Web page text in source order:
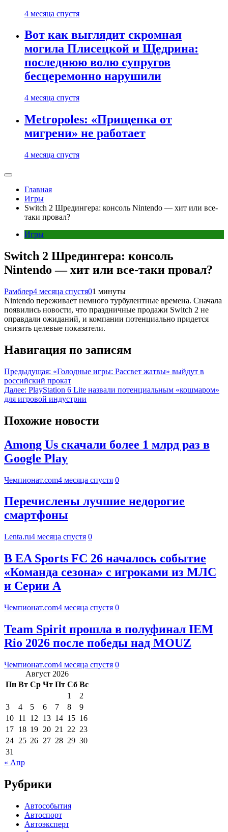
4 месяца спустя
Вот как выглядит скромная
могила Плисецкой и Щедрина:
последнюю волю супругов
бесцеремонно нарушили
4 месяца спустя
Metropoles: «Прищепка от
мигрени» не работает
4 месяца спустя
Главная
Игры
Switch 2 Шредингера: консоль Nintendo — хит или все-
таки провал?
Игры
Switch 2 Шредингера: консоль
Nintendo — хит или все-таки провал?
Рамблер4 месяца спустя01 минуты
Nintendo переживает немного турбулентные времена. Сначала
появились новости, что праздничные продажи Switch 2 не
оправдали ожиданий, и компании потенциально придется
снизить целевые показатели.
Навигация по записям
Предыдущая: «Голодные игры: Рассвет жатвы» выйдут в
российский прокат
Далее: PlayStation 6 Lite назвали потенциальным «кошмаром»
для игровой индустрии
Похожие новости
Among Us скачали более 1 млрд раз в
Google Play
Чемпионат.com4 месяца спустя 0
Перечислены лучшие недорогие
смартфоны
Lenta.ru4 месяца спустя 0
В EA Sports FC 26 началось событие
«Команда сезона» с игроками из МЛС
и Серии А
Чемпионат.com4 месяца спустя 0
Team Spirit прошла в полуфинал IEM
Rio 2026 после победы над MOUZ
Чемпионат.com4 месяца спустя 0
Август 2026
Пн Вт Ср Чт Пт Сб Вс
1
2
3
4 5 6 7 8
9
10 11 12 13 14 15 16
17 18 19 20 21 22 23
24 25 26 27 28 29 30
31
« Апр
Рубрики
Автособытия
Автоспорт
Автоэксперт